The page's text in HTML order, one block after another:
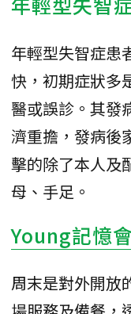
年輕型失智症患
快，初期症狀多
醫或誤診。其發
濟重擔，發病後
擊的除了本人及
母、手足。
Young記憶
周末是對外開放